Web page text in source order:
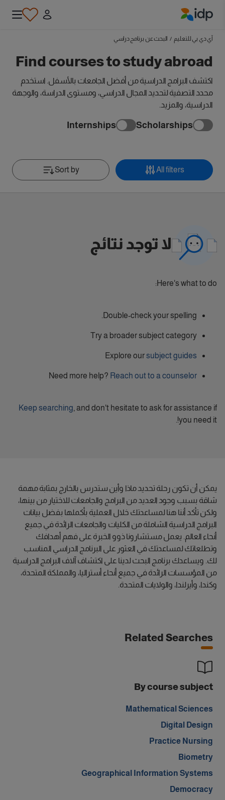
آي دي بي للتعليم / البحث عن برنامج دراسي
Find courses to study abroad
اكتشف البرامج الدراسية من أفضل الجامعات بالأسفل. استخدم
محدد التصفية لتحديد المجال الدراسي، ومستوى الدراسة، والوجهة
الدراسية، والمزيد.
Scholarships
Internships
All filters
Sort by
لا توجد نتائج
Here's what to do:
Double-check your spelling.
Try a broader subject category
Explore oursubject guides
Need more help? Reach out to a counselor
Keep searching , and don't hesitate to ask for assistance if
you need it!.
يمكن أن تكون رحلة تحديد ماذا وأين ستدرس بالخارج بمثابة مهمة
شاقة بسبب وجود العديد من البرامج والجامعات للاختيار من بينها،
ولكن تأكد أننا هنا لمساعدتك خلال العملية بأكملها بفضل بيانات
البرامج الدراسية الشاملة من الكليات والجامعات الرائدة في جميع
أنحاء العالم. يعمل مستشارونا ذوو الخبرة على فهم أهدافك
وتطلعاتك لمساعدتك في العثور على البرنامج الدراسي المناسب
لك. ويساعدك برنامج البحث لدينا على اكتشاف آلاف البرامج الدراسية
من المؤسسات الرائدة في جميع أنحاء أستراليا، والمملكة المتحدة،
وكندا، وأيرلندا، والولايات المتحدة.
Related Searches
By course subject
Mathematical Sciences
Digital Design
Practice Nursing
Biometry
Geographical Information Systems
Democracy